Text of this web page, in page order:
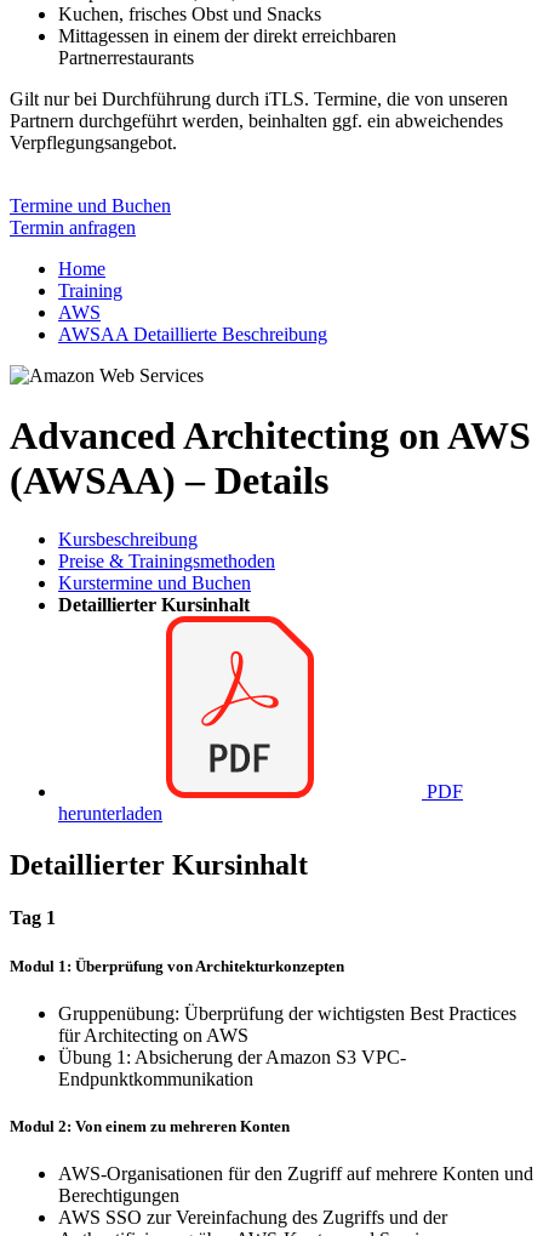
Kuchen, frisches Obst und Snacks
Mittagessen in einem der direkt erreichbaren
Partnerrestaurants
Gilt nur bei Durchführung durch iTLS. Termine, die von unseren
Partnern durchgeführt werden, beinhalten ggf. ein abweichendes
Verpflegungsangebot.
Termine und Buchen
Termin anfragen
Home
Training
AWS
AWSAA Detaillierte Beschreibung
Advanced Architecting on AWS
(AWSAA) – Details
Kursbeschreibung
Preise & Trainingsmethoden
Kurstermine und Buchen
Detaillierter Kursinhalt
PDF
herunterladen
Detaillierter Kursinhalt
Tag 1
Modul 1: Überprüfung von Architekturkonzepten
Gruppenübung: Überprüfung der wichtigsten Best Practices
für Architecting on AWS
Übung 1: Absicherung der Amazon S3 VPC-
Endpunktkommunikation
Modul 2: Von einem zu mehreren Konten
AWS-Organisationen für den Zugriff auf mehrere Konten und
Berechtigungen
AWS SSO zur Vereinfachung des Zugriffs und der